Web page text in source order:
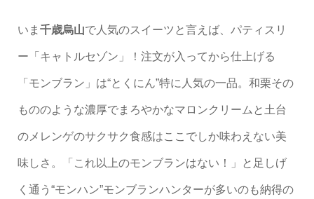
いま 千歳烏山で人気のスイーツと言えば、パティスリ
ー「キャトルセゾン」！注文が入ってから仕上げる
「モンブラン」は“とくにん”特に人気の一品。和栗その
もののような濃厚でまろやかなマロンクリームと土台
のメレンゲのサクサク食感はここでしか味わえない美
味しさ。「これ以上のモンブランはない！」と足しげ
く通う“モンハン”モンブランハンターが多いのも納得の